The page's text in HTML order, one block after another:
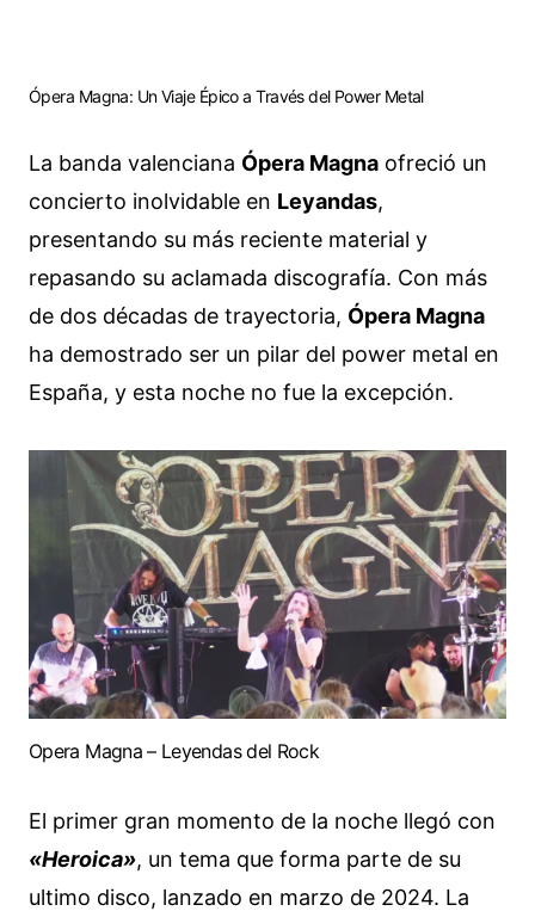
Ópera Magna: Un Viaje Épico a Través del Power Metal
La banda valenciana Ópera Magna ofreció un
concierto inolvidable en Leyandas,
presentando su más reciente material y
repasando su aclamada discografía. Con más
de dos décadas de trayectoria, Ópera Magna
ha demostrado ser un pilar del power metal en
España, y esta noche no fue la excepción.
Opera Magna – Leyendas del Rock
El primer gran momento de la noche llegó con
«Heroica», un tema que forma parte de su
ultimo disco, lanzado en marzo de 2024. La